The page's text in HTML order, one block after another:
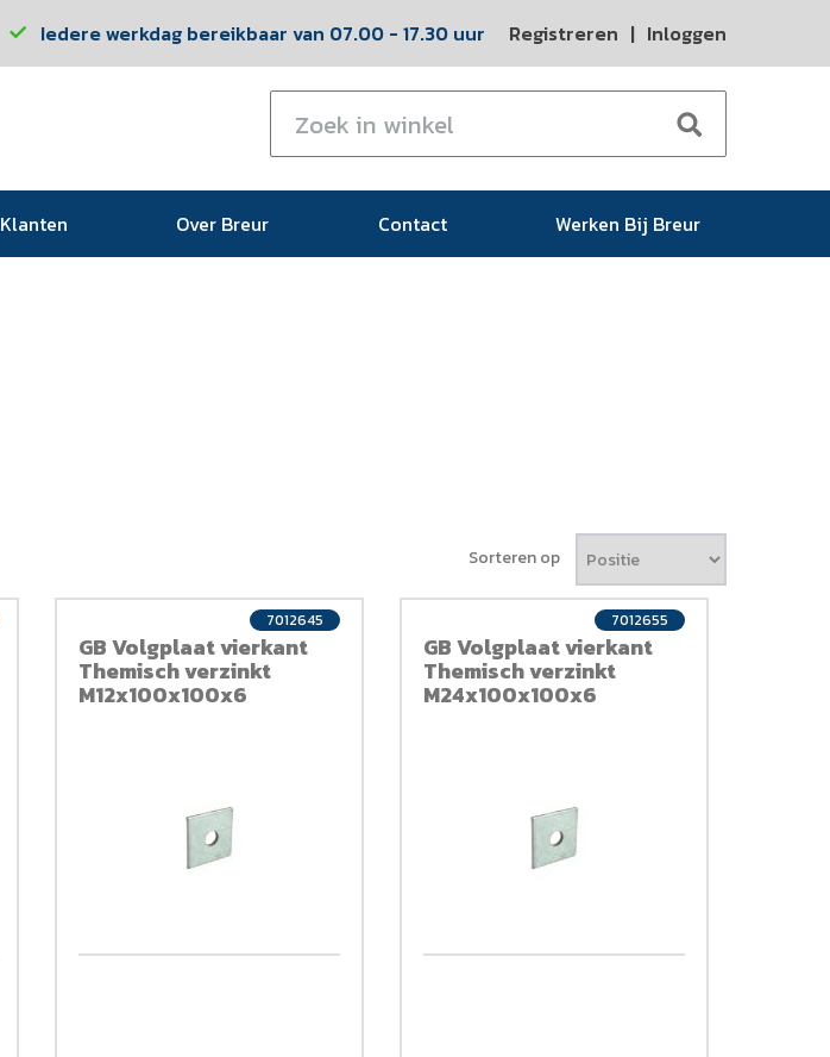
Iedere werkdag bereikbaar van 07.00 - 17.30 uur Registreren | Inloggen
Klanten Over Breur Contact Werken Bij Breur
Sorteren op
GB Volgplaat vierkant
Themisch verzinkt
M12x100x100x6
7012645
GB Volgplaat vierkant
Themisch verzinkt
M24x100x100x6
7012655